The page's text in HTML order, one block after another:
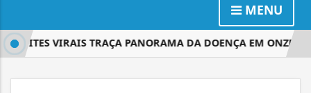
MENU
VIRAIS TRAÇA PANORAMA DA DOENÇA EM ONZE